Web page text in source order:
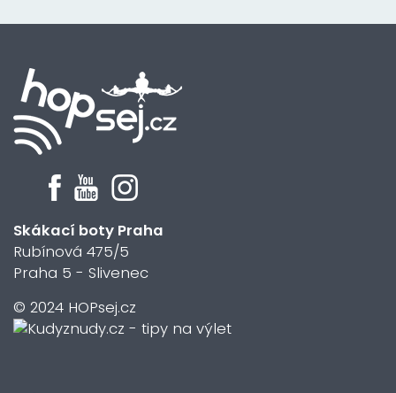
Skákací boty Praha
Rubínová 475/5
Praha 5 - Slivenec
© 2024 HOPsej.cz